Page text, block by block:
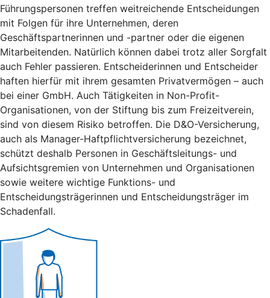
Führungspersonen treffen weitreichende Entscheidungen
mit Folgen für ihre Unternehmen, deren
Geschäftspartnerinnen und -partner oder die eigenen
Mitarbeitenden. Natürlich können dabei trotz aller Sorgfalt
auch Fehler passieren. Entscheiderinnen und Entscheider
haften hierfür mit ihrem gesamten Privatvermögen – auch
bei einer GmbH. Auch Tätigkeiten in Non-Profit-
Organisationen, von der Stiftung bis zum Freizeitverein,
sind von diesem Risiko betroffen. Die D&O-Versicherung,
auch als Manager-Haftpflichtversicherung bezeichnet,
schützt deshalb Personen in Geschäftsleitungs- und
Aufsichtsgremien von Unternehmen und Organisationen
sowie weitere wichtige Funktions- und
Entscheidungsträgerinnen und Entscheidungsträger im
Schadenfall.